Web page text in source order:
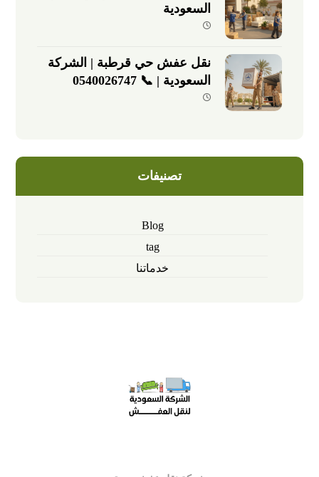
السعودية
نقل عفش حي قرطبة | الشركة
السعودية | 📞 0540026747
تصنيفات
Blog
tag
خدماتنا